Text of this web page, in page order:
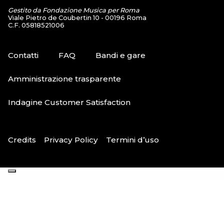
Gestito da Fondazione Musica per Roma
Viale Pietro de Coubertin 10 - 00196 Roma
C.F. 05818521006
Contatti FAQ Bandi e gare
Amministrazione trasparente
Indagine Customer Satisfaction
Credits Privacy Policy Termini d’uso